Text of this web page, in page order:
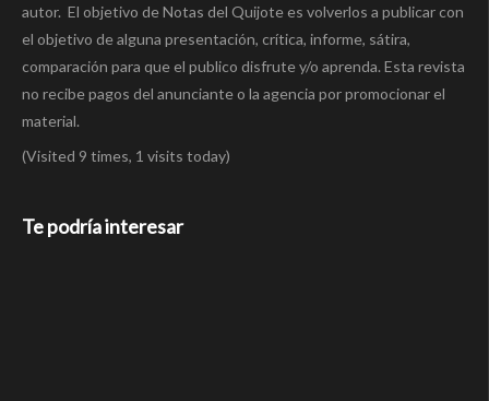
autor. El objetivo de Notas del Quijote es volverlos a publicar con
el objetivo de alguna presentación, crítica, informe, sátira,
comparación para que el publico disfrute y/o aprenda. Esta revista
no recibe pagos del anunciante o la agencia por promocionar el
material.
(Visited 9 times, 1 visits today)
Te podría interesar